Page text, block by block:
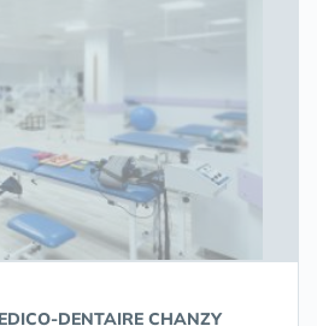
DENTAIRE CHANZY